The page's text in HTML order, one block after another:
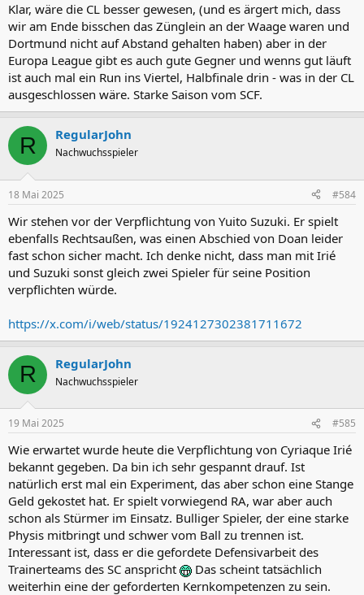
:
Klar, wäre die CL besser gewesen, (und es ärgert mich, dass
wir am Ende bisschen das Zünglein an der Waage waren und
Dortmund nicht auf Abstand gehalten haben) aber in der
Europa League gibt es auch gute Gegner und wenns gut läuft
ist auch mal ein Run ins Viertel, Halbfinale drin - was in der CL
ausgeschlossen wäre. Starke Saison vom SCF.
R RegularJohn
Nachwuchsspieler
18 Mai 2025 #584
Wir stehen vor der Verpflichtung von Yuito Suzuki. Er spielt
ebenfalls Rechtsaußen, was einen Abschied von Doan leider
fast schon sicher macht. Ich denke nicht, dass man mit Irié
und Suzuki sonst gleich zwei Spieler für seine Position
verpflichten würde.
https://x.com/i/web/status/1924127302381711672
R RegularJohn
Nachwuchsspieler
19 Mai 2025 #585
Wie erwartet wurde heute die Verpflichtung von Cyriaque Irié
bekannt gegeben. Da bin ich sehr gespannt drauf. Ist
natürlich erst mal ein Experiment, das aber schon eine Stange
Geld gekostet hat. Er spielt vorwiegend RA, war aber auch
schon als Stürmer im Einsatz. Bulliger Spieler, der eine starke
Physis mitbringt und schwer vom Ball zu trennen ist.
Interessant ist, dass er die gefordete Defensivarbeit des
Trainerteams des SC anspricht
Das scheint tatsächlich
weiterhin eine der geforderten Kernkompetenzen zu sein.